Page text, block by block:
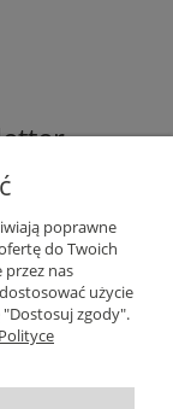
poprawne
do Twoich
nas
użycie
zgody".